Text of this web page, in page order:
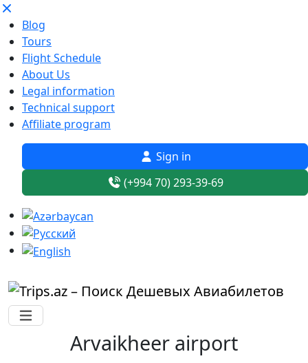
Blog
Tours
Flight Schedule
About Us
Legal information
Technical support
Affiliate program
Sign in
(+994 70) 293-39-69
Arvaikheer airport